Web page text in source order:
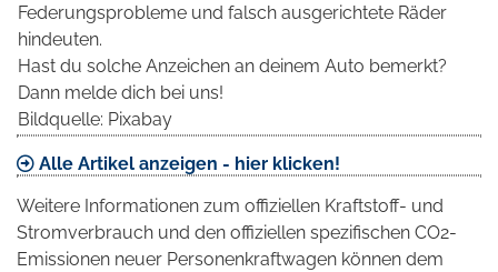
Federungsprobleme und falsch ausgerichtete Räder
hindeuten.
Hast du solche Anzeichen an deinem Auto bemerkt?
Dann melde dich bei uns!
Bildquelle: Pixabay
Alle Artikel anzeigen - hier klicken!
Weitere Informationen zum offiziellen Kraftstoff- und
Stromverbrauch und den offiziellen spezifischen CO2-
Emissionen neuer Personenkraftwagen können dem